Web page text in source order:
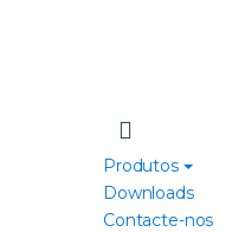
Produtos
Downloads
Contacte-nos